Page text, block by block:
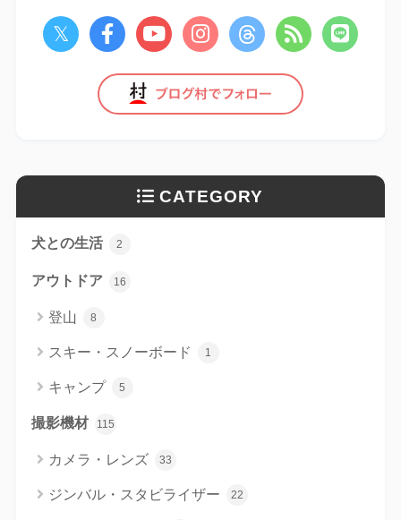
CATEGORY
犬との生活 2
アウトドア 16
登山 8
スキー・スノーボード 1
キャンプ 5
撮影機材 115
カメラ・レンズ 33
ジンバル・スタビライザー 22